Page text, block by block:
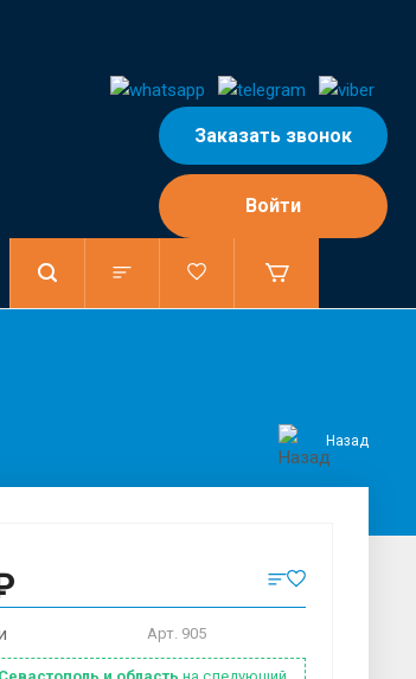
Заказать звонок
Войти
Назад
Арт. 905